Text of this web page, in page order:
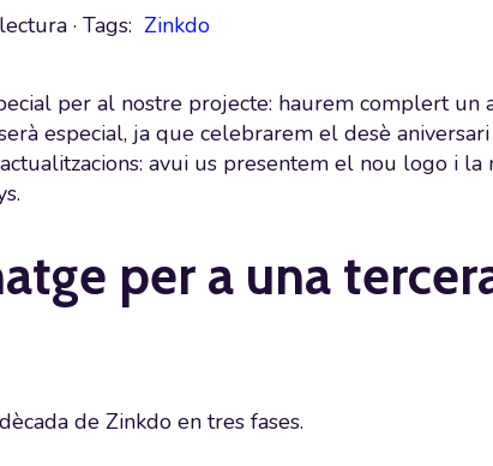
· Tags: Zinkdo
per al nostre projecte: haurem complert un
especial, ja que celebrarem el desè
avui us presentem el nou logo i la
per a una
de Zinkdo en tres fases.